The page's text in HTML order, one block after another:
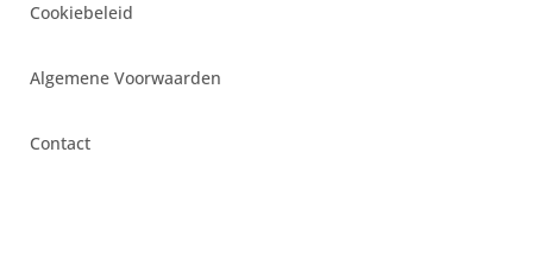
Cookiebeleid
Algemene Voorwaarden
Contact